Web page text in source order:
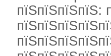
пїЅпїЅпїЅпїЅ: